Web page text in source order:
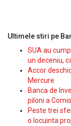
Ultimele stiri pe
SUA au
un deceniu,
Accor
Mercure
Banca de
piloni a
Peste trei
o locuinta